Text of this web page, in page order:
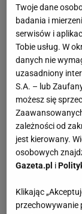
Twoje dane
badania i
serwisów i
Tobie usług. W
danych nie
uzasadniony
S.A. – lub
możesz się
zależności od
jest kierowany.
osobowych
Gazeta.pl i
Klikając
przechowywanie